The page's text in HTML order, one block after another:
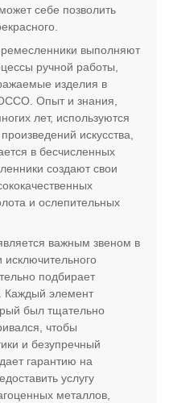
себе позволить
выполняют
ручной работы,
изделия в
Опыт и знания,
лет, используются
искусства,
в бесчисленных
создают свои
и ослепительных
важным звеном в
подбирает
Каждый элемент
был тщательно
чтобы
и безупречный
гарантию на
услугу
металлов,